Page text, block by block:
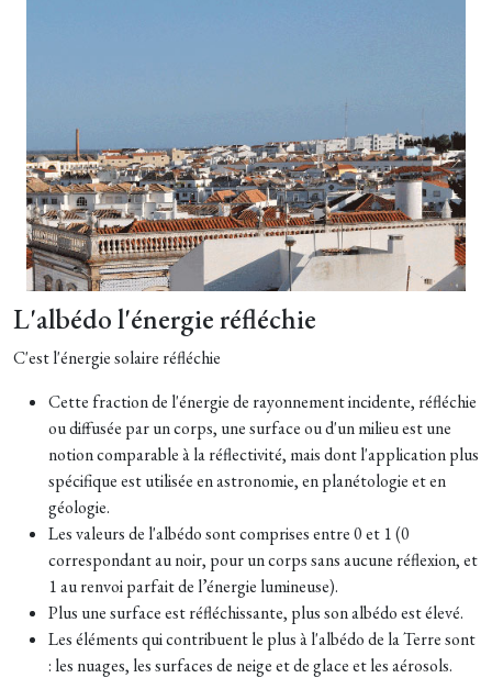
L'albédo l'énergie réfléchie
C'est l'énergie solaire réfléchie
Cette fraction de l'énergie de rayonnement incidente, réfléchie
ou diffusée par un corps, une surface ou d'un milieu est une
notion comparable à la réflectivité, mais dont l'application plus
spécifique est utilisée en astronomie, en planétologie et en
géologie.
Les valeurs de l'albédo sont comprises entre 0 et 1 (0
correspondant au noir, pour un corps sans aucune réflexion, et
1 au renvoi parfait de l’énergie lumineuse).
Plus une surface est réfléchissante, plus son albédo est élevé.
Les éléments qui contribuent le plus à l'albédo de la Terre sont
: les nuages, les surfaces de neige et de glace et les aérosols.